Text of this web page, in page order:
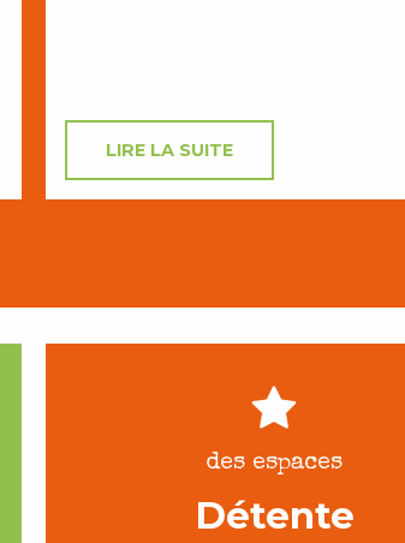
LIRE LA SUITE
des espaces
Détente